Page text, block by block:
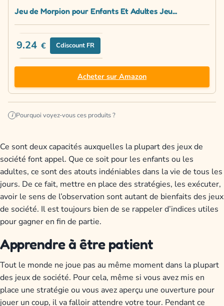
Jeu de Morpion pour Enfants Et Adultes Jeu...
9.24 € Cdiscount FR
Acheter sur Amazon
i Pourquoi voyez-vous ces produits ?
Ce sont deux capacités auxquelles la plupart des jeux de
société font appel. Que ce soit pour les enfants ou les
adultes, ce sont des atouts indéniables dans la vie de tous les
jours. De ce fait, mettre en place des stratégies, les exécuter,
avoir le sens de l’observation sont autant de bienfaits des jeux
de société. Il est toujours bien de se rappeler d’indices utiles
pour gagner en fin de partie.
Apprendre à être patient
Tout le monde ne joue pas au même moment dans la plupart
des jeux de société. Pour cela, même si vous avez mis en
place une stratégie ou vous avez aperçu une ouverture pour
jouer un coup, il va falloir attendre votre tour. Pendant ce